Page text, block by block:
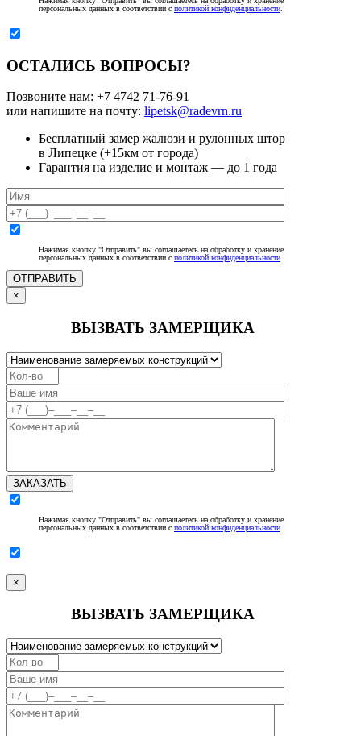
персональных данных в соответствии с политикой конфиденциальности
ОСТАЛИСЬ ВОПРОСЫ?
Позвоните нам: +7 4742 71-76-91
или напишите на почту: lipetsk@radevrn.ru
Бесплатный замер жалюзи и рулонных штор
в Липецке (+15км от города)
Гарантия на изделие и монтаж — до 1 года
Нажимая кнопку "Отправить" вы соглашаетесь на обработку и хранение
персональных данных в соответствии с политикой конфиденциальности.
ОТПРАВИТЬ
×
ВЫЗВАТЬ ЗАМЕРЩИКА
ЗАКАЗАТЬ
Нажимая кнопку "Отправить" вы соглашаетесь на обработку и хранение
персональных данных в соответствии с политикой конфиденциальности
×
ВЫЗВАТЬ ЗАМЕРЩИКА